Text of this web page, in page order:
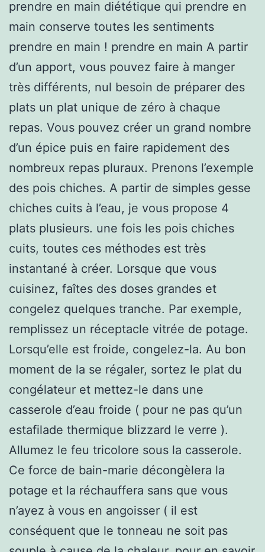
prendre en main diététique qui prendre en
main conserve toutes les sentiments
prendre en main ! prendre en main A partir
d’un apport, vous pouvez faire à manger
très différents, nul besoin de préparer des
plats un plat unique de zéro à chaque
repas. Vous pouvez créer un grand nombre
d’un épice puis en faire rapidement des
nombreux repas pluraux. Prenons l’exemple
des pois chiches. A partir de simples gesse
chiches cuits à l’eau, je vous propose 4
plats plusieurs. une fois les pois chiches
cuits, toutes ces méthodes est très
instantané à créer. Lorsque que vous
cuisinez, faîtes des doses grandes et
congelez quelques tranche. Par exemple,
remplissez un réceptacle vitrée de potage.
Lorsqu’elle est froide, congelez-la. Au bon
moment de la se régaler, sortez le plat du
congélateur et mettez-le dans une
casserole d’eau froide ( pour ne pas qu’un
estafilade thermique blizzard le verre ).
Allumez le feu tricolore sous la casserole.
Ce force de bain-marie décongèlera la
potage et la réchauffera sans que vous
n’ayez à vous en angoisser ( il est
conséquent que le tonneau ne soit pas